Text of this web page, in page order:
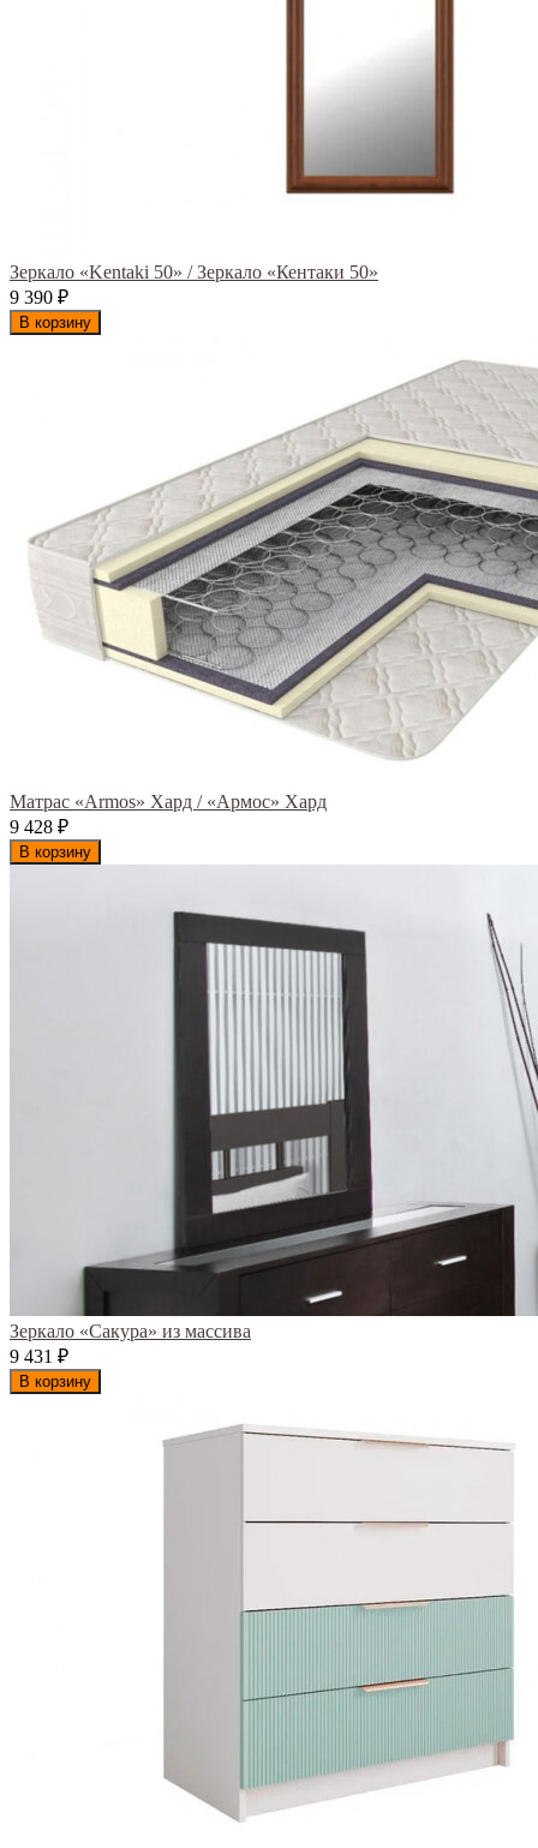
Зеркало «Kentaki 50» / Зеркало «Кентаки 50»
9 390 ₽
В корзину
Матрас «Armos» Хард / «Армос» Хард
9 428 ₽
В корзину
Зеркало «Сакура» из массива
9 431
₽
В корзину